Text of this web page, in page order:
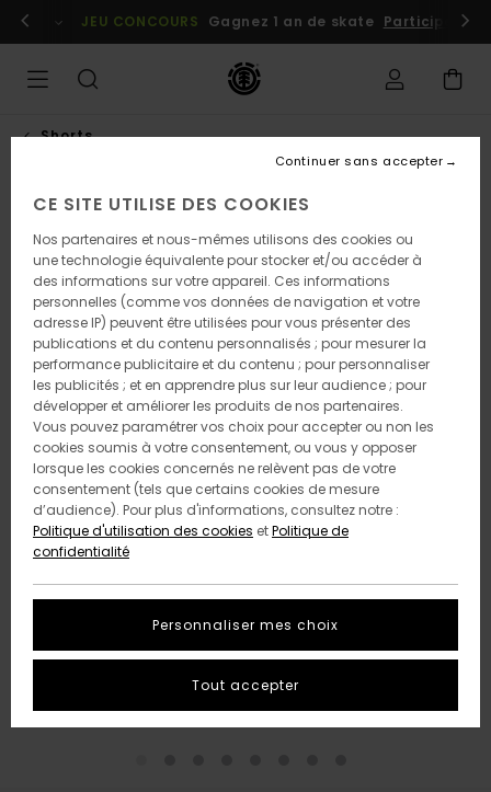
l'information
Se connecter / s'inscrire
JEU CONCOURS Gagnez 1 an de skate Participez
Shorts
CE SITE UTILISE DES COOKIES
Nos partenaires et nous-mêmes utilisons des cookies ou
une technologie équivalente pour stocker et/ou accéder à
des informations sur votre appareil. Ces informations
personnelles (comme vos données de navigation et votre
adresse IP) peuvent être utilisées pour vous présenter des
publications et du contenu personnalisés ; pour mesurer la
performance publicitaire et du contenu ; pour personnaliser
les publicités ; et en apprendre plus sur leur audience ; pour
développer et améliorer les produits de nos partenaires.
Vous pouvez paramétrer vos choix pour accepter ou non les
cookies soumis à votre consentement, ou vous y opposer
lorsque les cookies concernés ne relèvent pas de votre
consentement (tels que certains cookies de mesure
d’audience). Pour plus d'informations, consultez notre :
Politique d'utilisation des cookies etPolitique de
confidentialité
Personnaliser mes choix
Continuer sans accepter
Tout accepter